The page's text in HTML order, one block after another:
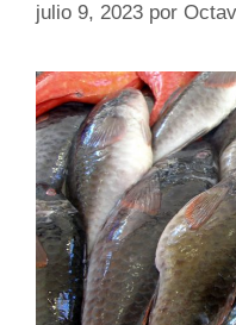
julio 9, 2023 por